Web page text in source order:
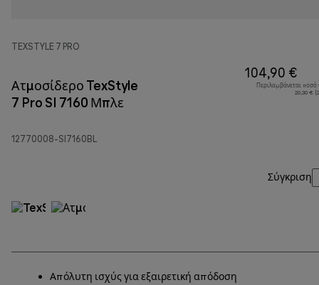
TEXSTYLE 7 PRO
Ατμοσίδερο TexStyle
7 Pro SI 7160 Μπλε
12770008-SI7160BL
104,90 €
Περιλαμβάνεται
20,30 €
Σύγκριση
Απόλυτη ισχύς για εξαιρετική απόδοση